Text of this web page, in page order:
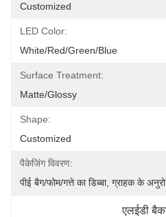
Customized
LED Color:
White/Red/Green/Blue
Surface Treatment:
Matte/Glossy
Shape:
Customized
पैकेजिंग विवरण:
पीई बैग/फोम/गत्ते का डिब्बा, ग्राहक के
एलईडी